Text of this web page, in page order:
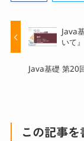
Java
いて』
Java基礎 第20
この記事